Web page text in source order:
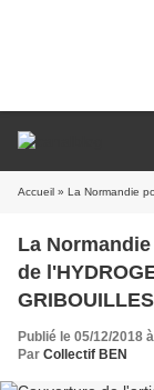
Accueil » La Normandie pourrait
La
de
Publié le 05/12/2018
Par Collectif BEN